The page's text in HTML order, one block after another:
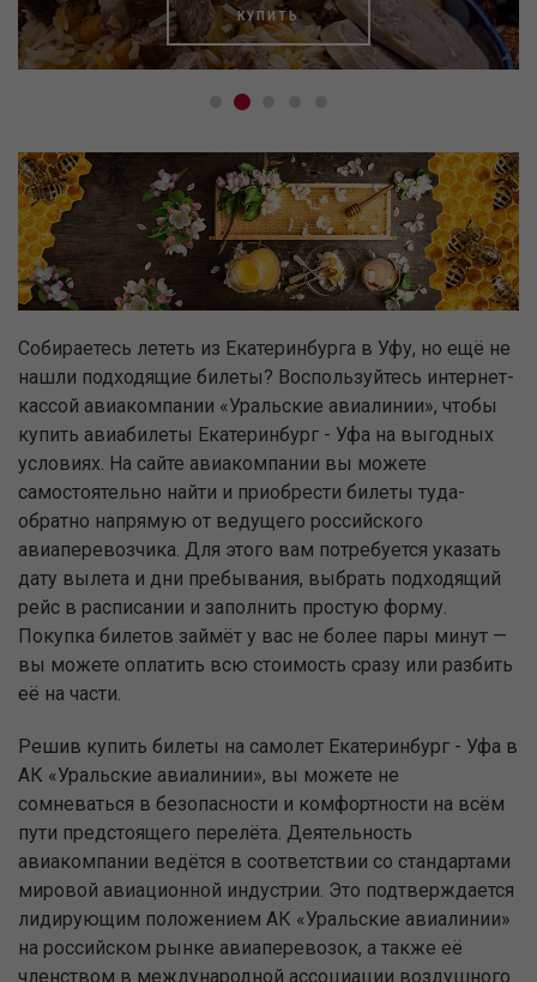
КУПИТЬ
Собираетесь лететь из Екатеринбурга в Уфу, но ещё не
нашли подходящие билеты? Воспользуйтесь интернет-
кассой авиакомпании «Уральские авиалинии», чтобы
купить авиабилеты Екатеринбург - Уфа на выгодных
условиях. На сайте авиакомпании вы можете
самостоятельно найти и приобрести билеты туда-
обратно напрямую от ведущего российского
авиаперевозчика. Для этого вам потребуется указать
дату вылета и дни пребывания, выбрать подходящий
рейс в расписании и заполнить простую форму.
Покупка билетов займёт у вас не более пары минут —
вы можете оплатить всю стоимость сразу или разбить
её на части.
Решив купить билеты на самолет Екатеринбург - Уфа в
АК «Уральские авиалинии», вы можете не
сомневаться в безопасности и комфортности на всём
пути предстоящего перелёта. Деятельность
авиакомпании ведётся в соответствии со стандартами
мировой авиационной индустрии. Это подтверждается
лидирующим положением АК «Уральские авиалинии»
на российском рынке авиаперевозок, а также её
членством в международной ассоциации воздушного